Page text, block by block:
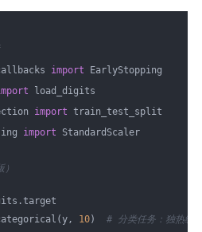
import EarlyStopping
load_digits
import train_test_split
import StandardScaler
10) # 分类任务：独热编